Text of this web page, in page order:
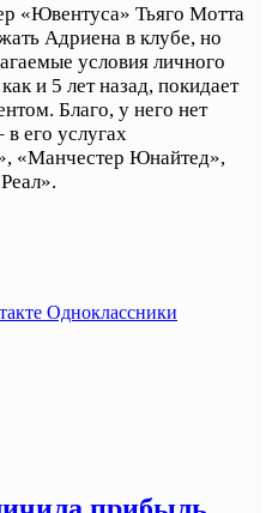
«Ювентуса» Тьяго Мотта
Адриена в клубе, но
условия личного
и 5 лет назад, покидает
Благо, у него нет
его услугах
«Манчестер Юнайтед»,
Одноклассники